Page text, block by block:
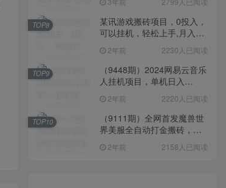
某讯游戏搬砖项目，0投入，
可以挂机，轻松上手,月入
2年前 2230人已阅读
TOP8
（9448期）2024网易云音乐
人挂机项目，单机日入
2年前 2220人已阅读
TOP9
（9111期）全网首发魔兽世
界美服全自动打金搬砖，日
姆级教学
2年前 2158人已阅读
TOP10